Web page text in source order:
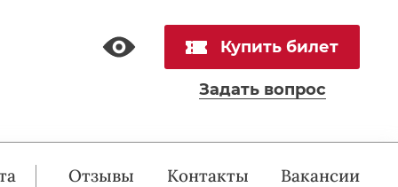
Купить билет
Задать вопрос
Отзывы Контакты Вакансии